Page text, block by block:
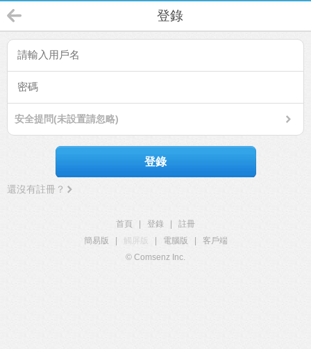
登錄
安全提問(未設置請忽略)
登錄
還沒有註冊？
首頁 登錄
註冊
簡易版
觸屏版 電腦版
客戶端
© Comsenz Inc.